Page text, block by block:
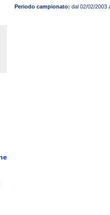
Periodo campionato: dal 02/02/2003